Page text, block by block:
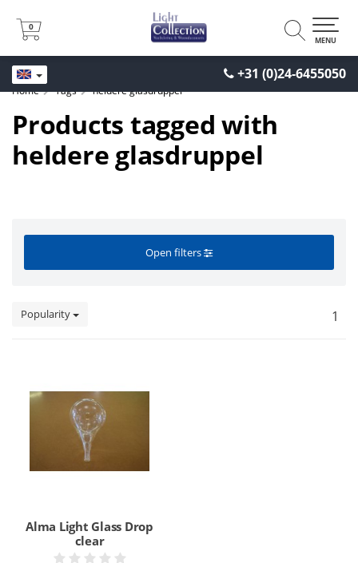
+31 (0)24-6455050
0
0
MENU
Home Tags heldere glasdruppel
Products tagged with
heldere glasdruppel
Open filters
Popularity 1
Alma Light Glass Drop
clear